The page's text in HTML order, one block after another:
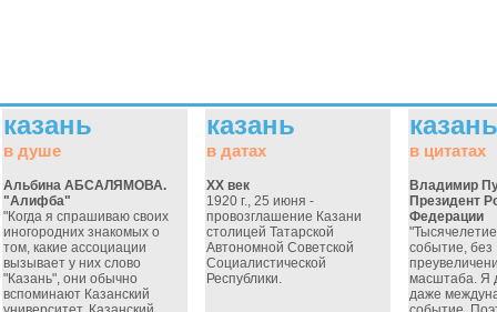
казань
в душе
Альбина АБСАЛЯМОВА.
"Алифба"
"Когда я спрашиваю своих
иногородних знакомых о
том, какие ассоциации
вызывает у них слово
"Казань", они обычно
вспоминают Казанский
казань
в датах
ХХ век
1920 г., 25 июня -
провозглашение Казани
столицей Татарской
Автономной Советской
Социалистической
Республики.
казань
в цитатах
Владимир
Президент
Федерации
событие, без
масштаба. Я
даже